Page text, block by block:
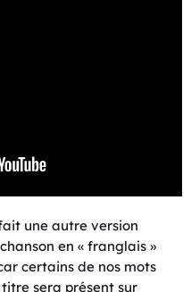
une autre version
en « franglais »
certains de nos mots
sera présent sur